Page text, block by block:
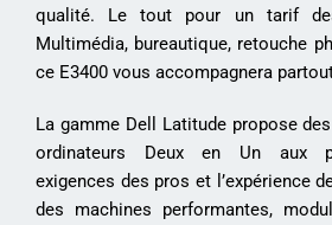
qualité. Le tout pour un tarif
Multimédia, bureautique, retouche
ce E3400 vous accompagnera
La gamme Dell Latitude propose
ordinateurs Deux en Un aux
exigences des pros et l’expérience
des machines performantes,